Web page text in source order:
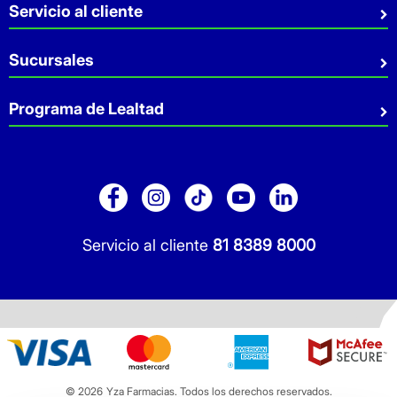
Servicio al cliente 81 8389 8000
Quiénes somos
Sostenibilidad
Aviso de privacidad
Servicio al cliente
Preguntas Frecuentes
Contacto
Facturación
Sucursales
Sucursales
Servicio a Domicilio
Pago de Servicios
Programa de Lealtad
Folleto Promocional
Sitio Dermocosmética
© 2026 Yza Farmacias. Todos los derechos reservados.